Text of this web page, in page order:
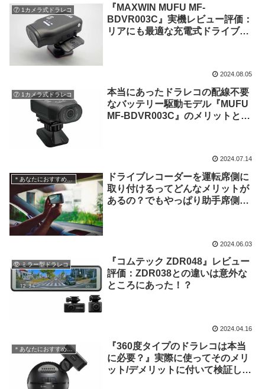
⑦ 1カメラ式ドラレコ
『MAXWIN MUFU MF-
BDVR003C』実機レビュー評価：
リアにも最適な充電式ドライブレ
2024.08.05
⑦ 1カメラ式ドラレコ
本当にあったドラレコの配線不要
なバッテリー駆動モデル『MUFU
MF-BDVR003C』のメリットとデ
2024.07.14
＊あなたにおすすめの記事
ドライブレコーダーを運転席側に
取り付けるってどんなメリットが
あるの？でもやっぱり助手席側で
2024.06.03
⑫ ミラー型ドラレコ
『コムテック ZDR048』レビュー
評価：ZDR038との違いは意外な
ところにあった！？
2024.04.16
＊あなたにおすすめの記事
『360度タイプのドラレコは本当
に必要？』実際に使ってそのメリ
ット/デメリットに付いて検証し